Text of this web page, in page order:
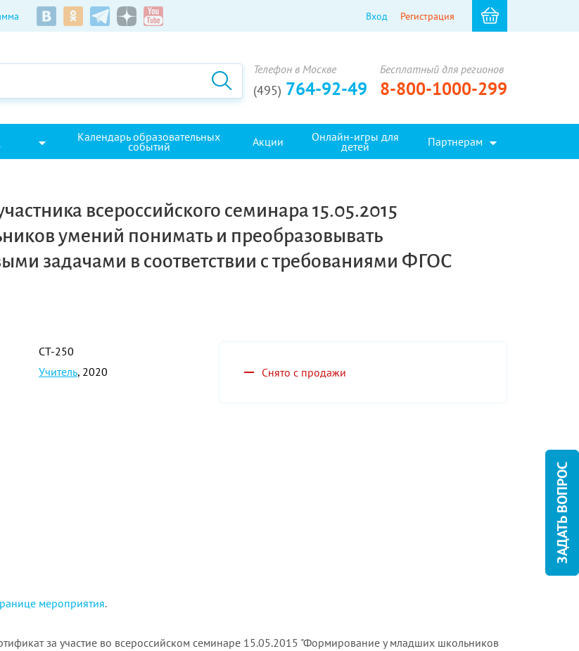
Вход Регистрация
Телефон в Москве
(495) 764-92-49
Бесплатный для регионов
8-800-1000-299
Календарь образовательных
событий Акции Онлайн-игры для
детей Партнерам
всероссийского семинара 15.05.2015
умений понимать и преобразовывать
задачами в соответствии с требованиями ФГОС
Снято с продажи
СТ-250
Учитель, 2020
мероприятия.
за участие во всероссийском семинаре 15.05.2015 "Формирование у младших школьников
ЗАДАТЬ ВОПРОС